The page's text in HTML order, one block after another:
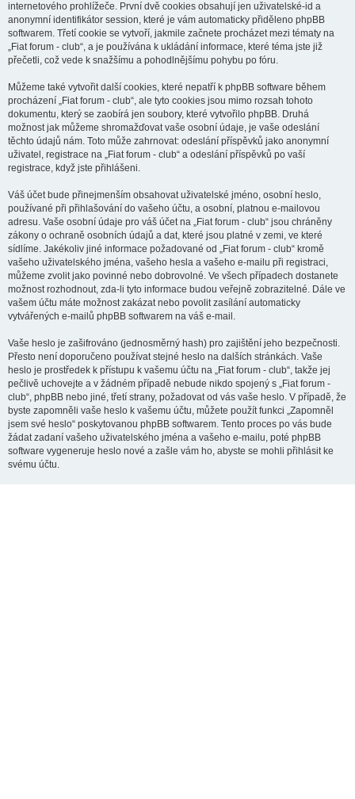
internetového prohlížeče. První dvě cookies obsahují jen uživatelské-id a
anonymní identifikátor session, které je vám automaticky přiděleno phpBB
softwarem. Třetí cookie se vytvoří, jakmile začnete procházet mezi tématy na
„Fiat forum - club“, a je používána k ukládání informace, které téma jste již
přečetli, což vede k snažšímu a pohodlnějšímu pohybu po fóru.
Můžeme také vytvořit další cookies, které nepatří k phpBB software během
procházení „Fiat forum - club“, ale tyto cookies jsou mimo rozsah tohoto
dokumentu, který se zaobírá jen soubory, které vytvořilo phpBB. Druhá
možnost jak můžeme shromažďovat vaše osobní údaje, je vaše odeslání
těchto údajů nám. Toto může zahrnovat: odeslání příspěvků jako anonymní
uživatel, registrace na „Fiat forum - club“ a odeslání příspěvků po vaší
registrace, když jste přihlášeni.
Váš účet bude přinejmenším obsahovat uživatelské jméno, osobní heslo,
používané při přihlašování do vašeho účtu, a osobní, platnou e-mailovou
adresu. Vaše osobní údaje pro váš účet na „Fiat forum - club“ jsou chráněny
zákony o ochraně osobních údajů a dat, které jsou platné v zemi, ve které
sídlíme. Jakékoliv jiné informace požadované od „Fiat forum - club“ kromě
vašeho uživatelského jména, vašeho hesla a vašeho e-mailu při registraci,
můžeme zvolit jako povinné nebo dobrovolné. Ve všech případech dostanete
možnost rozhodnout, zda-li tyto informace budou veřejně zobrazitelné. Dále ve
vašem účtu máte možnost zakázat nebo povolit zasílání automaticky
vytvářených e-mailů phpBB softwarem na váš e-mail.
Vaše heslo je zašifrováno (jednosměrný hash) pro zajištění jeho bezpečnosti.
Přesto není doporučeno používat stejné heslo na dalších stránkách. Vaše
heslo je prostředek k přístupu k vašemu účtu na „Fiat forum - club“, takže jej
pečlivě uchovejte a v žádném případě nebude nikdo spojený s „Fiat forum -
club“, phpBB nebo jiné, třetí strany, požadovat od vás vaše heslo. V případě, že
byste zapomněli vaše heslo k vašemu účtu, můžete použít funkci „Zapomněl
jsem své heslo“ poskytovanou phpBB softwarem. Tento proces po vás bude
žádat zadaní vašeho uživatelského jména a vašeho e-mailu, poté phpBB
software vygeneruje heslo nové a zašle vám ho, abyste se mohli přihlásit ke
svému účtu.